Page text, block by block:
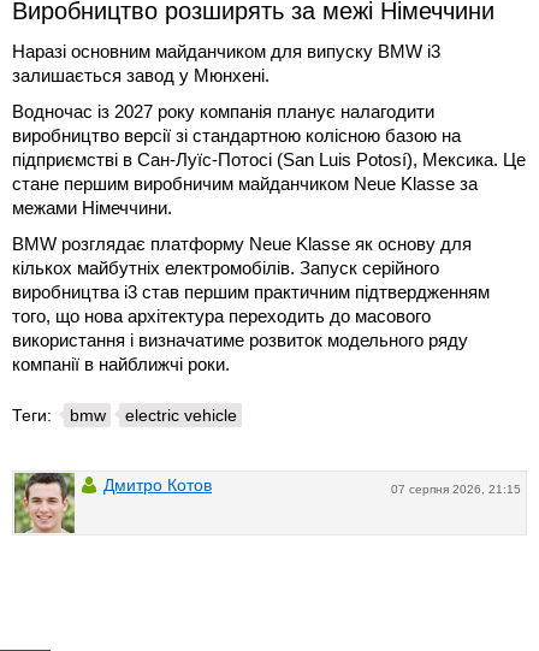
Виробництво розширять за межі Німеччини
Наразі основним майданчиком для випуску BMW i3
залишається завод у Мюнхені.
Водночас із 2027 року компанія планує налагодити
виробництво версії зі стандартною колісною базою на
підприємстві в Сан-Луїс-Потосі (San Luis Potosí), Мексика. Це
стане першим виробничим майданчиком Neue Klasse за
межами Німеччини.
BMW розглядає платформу Neue Klasse як основу для
кількох майбутніх електромобілів. Запуск серійного
виробництва i3 став першим практичним підтвердженням
того, що нова архітектура переходить до масового
використання і визначатиме розвиток модельного ряду
компанії в найближчі роки.
Теги: bmw electric vehicle
07 серпня 2026, 21:15
Дмитро Котов